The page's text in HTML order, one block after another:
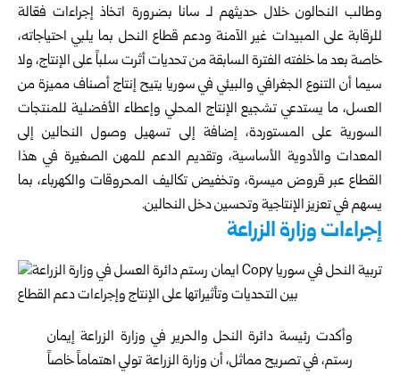
وطالب النحالون خلال حديثهم لـ سانا بضرورة اتخاذ إجراءات فعّالة
للرقابة على المبيدات غير الآمنة ودعم قطاع النحل بما يلبي احتياجاته،
خاصة بعد ما خلفته الفترة السابقة من تحديات أثرت سلباً على الإنتاج، ولا
سيما أن التنوع الجغرافي والبيئي في سوريا يتيح إنتاج أصناف مميزة من
العسل، ما يستدعي تشجيع الإنتاج المحلي وإعطاء الأفضلية للمنتجات
السورية على المستوردة، إضافة إلى تسهيل وصول النحالين إلى
المعدات والأدوية الأساسية، وتقديم الدعم للمهن الصغيرة في هذا
القطاع عبر قروض ميسرة، وتخفيض تكاليف المحروقات والكهرباء، بما
يسهم في تعزيز الإنتاجية وتحسين دخل النحالين.
إجراءات وزارة الزراعة
وأكدت رئيسة دائرة النحل والحرير في وزارة الزراعة إيمان
رستم، في تصريح مماثل، أن وزارة الزراعة تولي اهتماماً خاصاً